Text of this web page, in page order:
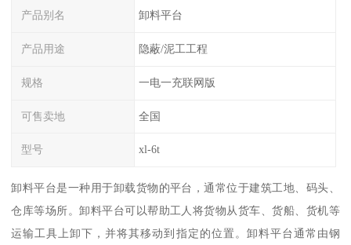
产品别名 卸料平台
产品用途 隐蔽/泥工工程
规格 一电一充联网版
可售卖地 全国
型号 xl-6t
卸料平台是一种用于卸载货物的平台，通常位于建筑工地、码头、
仓库等场所。卸料平台可以帮助工人将货物从货车、货船、货机等
运输工具上卸下，并将其移动到指定的位置。卸料平台通常由钢